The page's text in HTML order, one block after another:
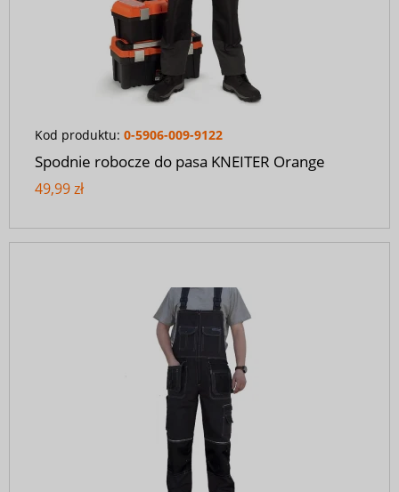
Kod produktu: 0-5906-009-9122
Spodnie robocze do pasa KNEITER Orange
49,99 zł